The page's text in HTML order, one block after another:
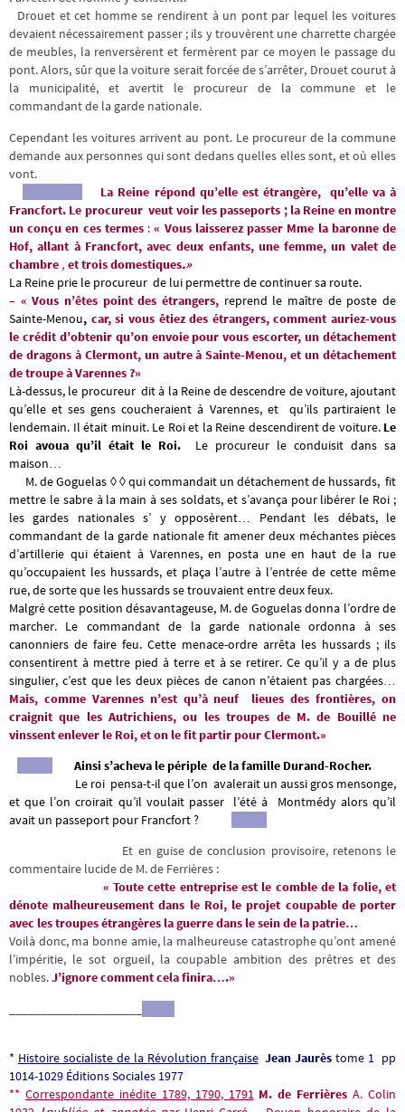
Drouet et cet homme se rendirent à un pont par lequel les voitures
devaient nécessairement passer ; ils y trouvèrent une charrette chargée
de meubles, la renversèrent et fermèrent par ce moyen le passage du
pont. Alors, sûr que la voiture serait forcée de s’arrêter, Drouet courut à
la municipalité, et avertit le procureur de la commune et le
commandant de la garde nationale.
Cependant les voitures arrivent au pont. Le procureur de la commune
demande aux personnes qui sont dedans quelles elles sont, et où elles
vont.
La Reine répond qu’elle est étrangère, qu’elle va à
Francfort. Le procureur veut voir les passeports ; la Reine en montre
un conçu en ces termes:« Vous laisserez passer Mme la baronne de
Hof, allant à Francfort, avec deux enfants, une femme, un valet de
chambre , et trois domestiques.»
La Reine prie le procureur de lui permettre de continuer sa route.
– « Vous n’êtes point des étrangers, reprend le maître de poste de
Sainte-Menou, car, si vous êtiez des étrangers, comment auriez-vous
le crédit d’obtenir qu’on envoie pour vous escorter, un détachement
de dragons à Clermont, un autre à Sainte-Menou, et un détachement
de troupe à Varennes ?»
Là-dessus, le procureur dit à la Reine de descendre de voiture, ajoutant
qu’elle et ses gens coucheraient à Varennes, et qu’ils partiraient le
lendemain. Il était minuit. Le Roi et la Reine descendirent de voiture.Le
Roi avoua qu’il était le Roi. Le procureur le conduisit dans sa
maison…
M. de Goguelas ◊ ◊qui commandait un détachement de hussards, fit
mettre le sabre à la main à ses soldats, et s’avança pour libérer le Roi ;
les gardes nationales s’ y opposèrent… Pendant les débats, le
commandant de la garde nationale fit amener deux méchantes pièces
d’artillerie qui étaient à Varennes, en posta une en haut de la rue
qu’occupaient les hussards, et plaça l’autre à l’entrée de cette même
rue, de sorte que les hussards se trouvaient entre deux feux.
Malgré cette position désavantageuse, M. de Goguelas donna l’ordre de
marcher. Le commandant de la garde nationale ordonna à ses
canonniers de faire feu. Cette menace-ordre arrêta les hussards ; ils
consentirent à mettre pied à terre et à se retirer. Ce qu’il y a de plus
singulier, c’est que les deux pièces de canon n’étaient pas chargées…
Mais, comme Varennes n’est qu’à neuf lieues des frontières, on
craignit que les Autrichiens, ou les troupes de M. de Bouillé ne
vinssent enlever le Roi, et on le fit partir pour Clermont.»
Ainsi s’acheva le périple de la famille Durand-Rocher.
Le roi pensa-t-il que l’on avalerait un aussi gros mensonge,
et que l’on croirait qu’il voulait passer l’été à Montmédy alors qu’il
avait un passeport pour Francfort ?
Et en guise de conclusion provisoire, retenons le
commentaire lucide de M. de Ferrières :
« Toute cette entreprise est le comble de la folie, et
dénote malheureusement dans le Roi, le projet coupable de porter
avec les troupes étrangères la guerre dans le sein de la patrie…
Voilà donc, ma bonne amie, la malheureuse catastrophe qu’ont amené
l’impéritie, le sot orgueil, la coupable ambition des prêtres et des
nobles.J’ignore comment cela finira….»
* Histoire socialiste de la Révolution française Jean Jaurès tome 1 pp
1014-1029 Éditions Sociales 1977
** Correspondante inédite 1789, 1790, 1791 M. de Ferrières A. Colin